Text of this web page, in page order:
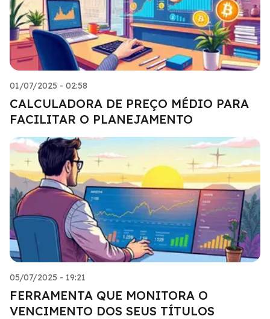
01/07/2025 - 02:58
CALCULADORA DE PREÇO MÉDIO PARA
FACILITAR O PLANEJAMENTO
05/07/2025 - 19:21
FERRAMENTA QUE MONITORA O
VENCIMENTO DOS SEUS TÍTULOS